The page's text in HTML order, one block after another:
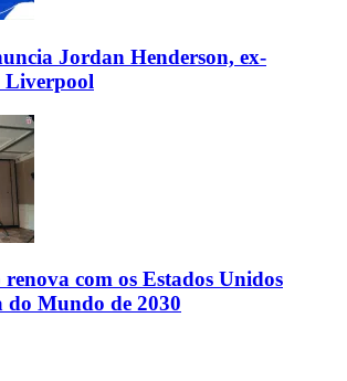
Jordan Henderson, ex-
Liverpool
com os Estados Unidos
do Mundo de 2030